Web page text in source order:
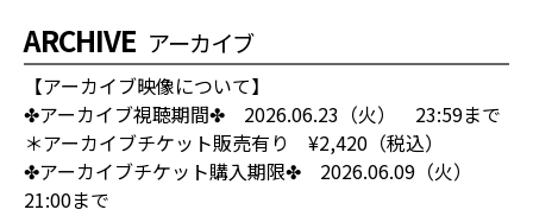
ARCHIVE アーカイブ
【アーカイブ映像について】
✤アーカイブ視聴期間✤ 2026.06.23（火） 23:59まで
＊アーカイブチケット販売有り ¥2,420（税込）
✤アーカイブチケット購入期限✤ 2026.06.09（火）
21:00まで